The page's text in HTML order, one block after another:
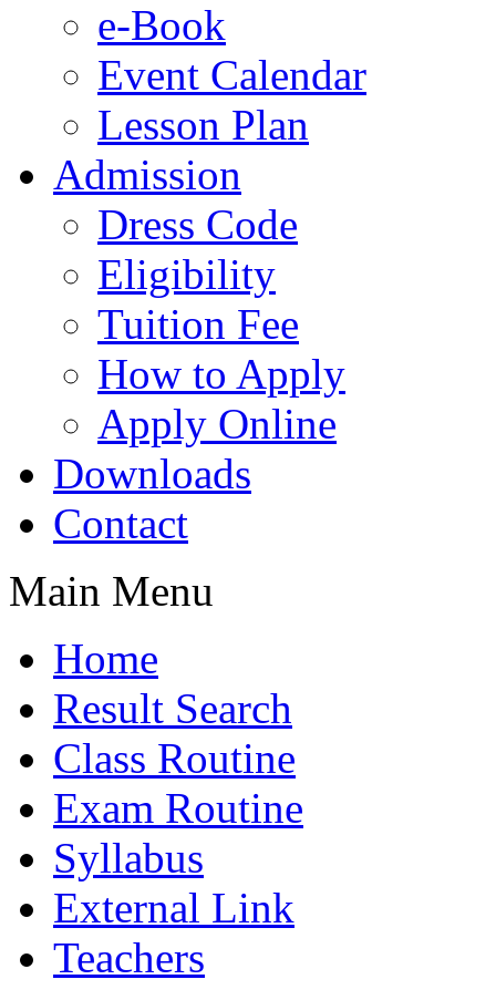
e-Book
Event Calendar
Lesson Plan
Admission
Dress Code
Eligibility
Tuition Fee
How to Apply
Apply Online
Downloads
Contact
Main Menu
Home
Result Search
Class Routine
Exam Routine
Syllabus
External Link
Teachers